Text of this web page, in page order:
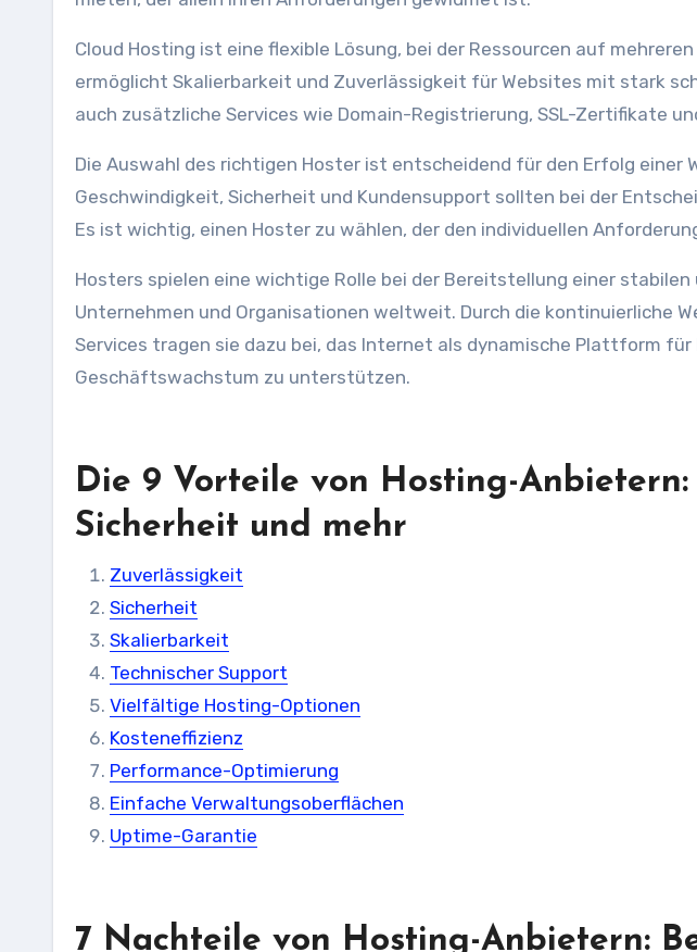
Cloud Hosting ist eine flexible Lösung, bei der Ressourcen auf
ermöglicht Skalierbarkeit und Zuverlässigkeit für Websites mit stark
auch zusätzliche Services wie Domain-Registrierung, SSL-Zertifikate
Die Auswahl des richtigen Hoster ist entscheidend für den Erfolg einer
Geschwindigkeit, Sicherheit und Kundensupport sollten bei der
Es ist wichtig, einen Hoster zu wählen, der den individuellen
Hosters spielen eine wichtige Rolle bei der Bereitstellung einer
Unternehmen und Organisationen weltweit. Durch die kontinuierliche
Services tragen sie dazu bei, das Internet als dynamische Plattform für
Geschäftswachstum zu unterstützen.
Die 9 Vorteile von Hosting-
Sicherheit und mehr
Zuverlässigkeit
Sicherheit
Skalierbarkeit
Technischer Support
Vielfältige Hosting-Optionen
Kosteneffizienz
Performance-Optimierung
Einfache Verwaltungsoberflächen
Uptime-Garantie
7 Nachteile von Hosting-Anbietern: